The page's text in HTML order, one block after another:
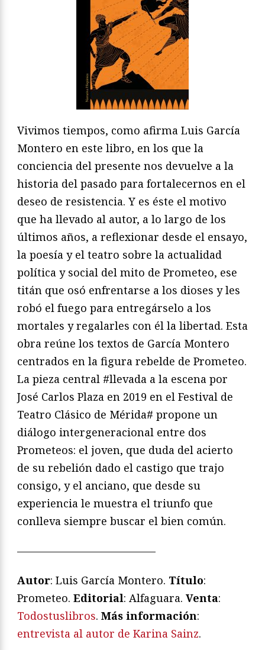
Vivimos tiempos, como afirma Luis García
Montero en este libro, en los que la
conciencia del presente nos devuelve a la
historia del pasado para fortalecernos en el
deseo de resistencia. Y es éste el motivo
que ha llevado al autor, a lo largo de los
últimos años, a reflexionar desde el ensayo,
la poesía y el teatro sobre la actualidad
política y social del mito de Prometeo, ese
titán que osó enfrentarse a los dioses y les
robó el fuego para entregárselo a los
mortales y regalarles con él la libertad. Esta
obra reúne los textos de García Montero
centrados en la figura rebelde de Prometeo.
La pieza central #llevada a la escena por
José Carlos Plaza en 2019 en el Festival de
Teatro Clásico de Mérida# propone un
diálogo intergeneracional entre dos
Prometeos: el joven, que duda del acierto
de su rebelión dado el castigo que trajo
consigo, y el anciano, que desde su
experiencia le muestra el triunfo que
conlleva siempre buscar el bien común.
—————————————
Autor: Luis García Montero. Título:
Prometeo. Editorial: Alfaguara. Venta:
Todostuslibros. Más información:
entrevista al autor de Karina Sainz.